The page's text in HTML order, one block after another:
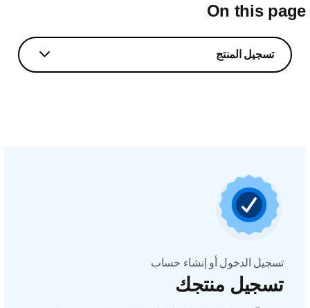
On this
تسجيل المنتج
تسجيل الدخول أو إنشاء حساب
تسجيل منتجك